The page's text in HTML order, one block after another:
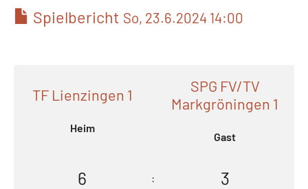
Spielbericht So, 23.6.2024 14:00
TF Lienzingen 1
Heim
SPG FV/TV
Markgröningen 1
Gast
6 : 3